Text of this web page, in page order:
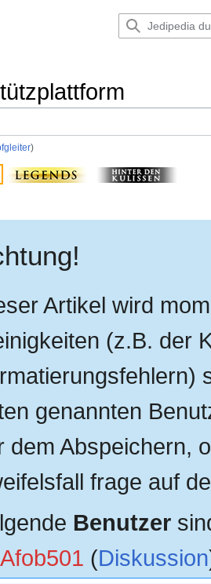
)
Artikel wird
(z.B. der
genannten
dem Abspeichern,
frage auf
Benutzer
Afob501 (Diskussion